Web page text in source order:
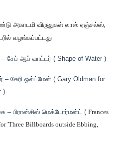
அகாடமி விருதுகள் லாஸ் ஏஞ்சல்ஸ்,
வழங்கப்பட்டது
– சேப் ஆப் வாட்டர் ( Shape of Water )
– கேரி ஓல்ட்மேன் ( Gary Oldman for
)
– பிரான்சிஸ் மெக்டோர்மன்ட் ( Frances
'Three Billboards outside Ebbing,